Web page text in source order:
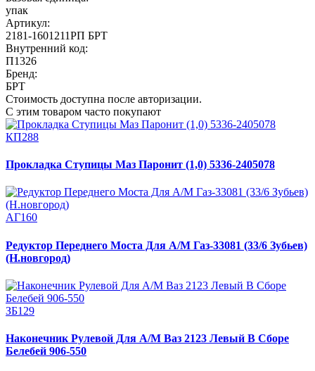
упак
Артикул:
2181-1601211РП БРТ
Внутренний код:
П1326
Бренд:
БРТ
Стоимость доступна после авторизации.
С этим товаром часто покупают
КП288
Прокладка Ступицы Маз Паронит (1,0) 5336-2405078
АГ160
Редуктор Переднего Моста Для А/М Газ-33081 (33/6 Зубьев)
(Н.новгород)
ЗБ129
Наконечник Рулевой Для А/М Ваз 2123 Левый В Сборе
Белебей 906-550